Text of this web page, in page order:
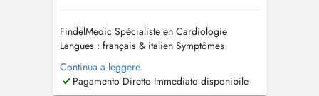
FindelMedic Spécialiste en Cardiologie
Langues : français & italien Symptômes
concernés : Gêne, pression ou douleur
thoracique / Palpitations ou battements
cardiaques irréguliers / Essoufflement /
Continua a leggere
Pagamento Diretto Immediato disponibile